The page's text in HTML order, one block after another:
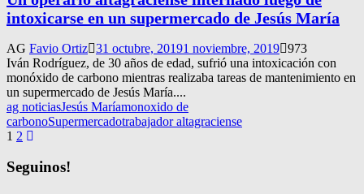
intoxicarse en un supermercado de Jesús María
AG Favio Ortiz 31 octubre, 20191 noviembre, 2019 973
Iván Rodríguez, de 30 años de edad, sufrió una intoxicación con
monóxido de carbono mientras realizaba tareas de mantenimiento en
un supermercado de Jesús María....
ag noticiasJesús Maríamonoxido de
carbonoSupermercadotrabajador altagraciense
Navegación
de
entradas
1 2
Seguinos!